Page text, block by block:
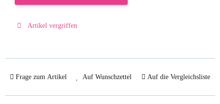
Artikel vergriffen
Frage zum Artikel Auf Wunschzettel Auf die Vergleichsliste